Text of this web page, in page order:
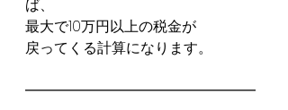
ば、
最大で10万円以上の税金が
戻ってくる計算になります。
━━━━━━━━━━━━━━━━